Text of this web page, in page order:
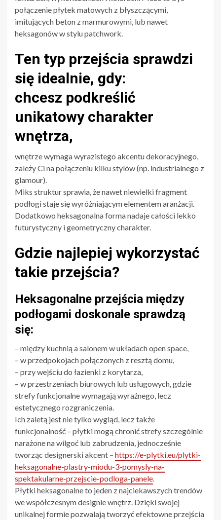
połączenie płytek matowych z błyszczącymi,
imitujących beton z marmurowymi, lub nawet
heksagonów w stylu patchwork.
Ten typ przejścia sprawdzi
się idealnie, gdy:
chcesz podkreślić
unikatowy charakter
wnętrza,
wnętrze wymaga wyrazistego akcentu dekoracyjnego,
zależy Ci na połączeniu kilku stylów (np. industrialnego z
glamour).
Miks struktur sprawia, że nawet niewielki fragment
podłogi staje się wyróżniającym elementem aranżacji.
Dodatkowo heksagonalna forma nadaje całości lekko
futurystyczny i geometryczny charakter.
Gdzie najlepiej wykorzystać
takie przejścia?
Heksagonalne przejścia między
podłogami doskonale sprawdzą
się:
– między kuchnią a salonem w układach open space,
– w przedpokojach połączonych z resztą domu,
– przy wejściu do łazienki z korytarza,
– w przestrzeniach biurowych lub usługowych, gdzie
strefy funkcjonalne wymagają wyraźnego, lecz
estetycznego rozgraniczenia.
Ich zaletą jest nie tylko wygląd, lecz także
funkcjonalność – płytki mogą chronić strefy szczególnie
narażone na wilgoć lub zabrudzenia, jednocześnie
tworząc designerski akcent – https://e-plytki.eu/plytki-
heksagonalne-plastry-miodu-3-pomysly-na-
spektakularne-przejscie-podloga-panele.
Płytki heksagonalne to jeden z najciekawszych trendów
we współczesnym designie wnętrz. Dzięki swojej
unikalnej formie pozwalają tworzyć efektowne przejścia